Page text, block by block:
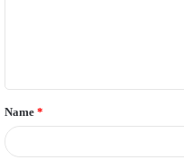
t
*
Name *